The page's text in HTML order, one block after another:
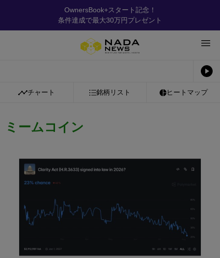
OwnersBook+スタート記念！
条件達成で最大30万円プレゼント
チャート 銘柄リスト ヒートマップ
ミームコイン